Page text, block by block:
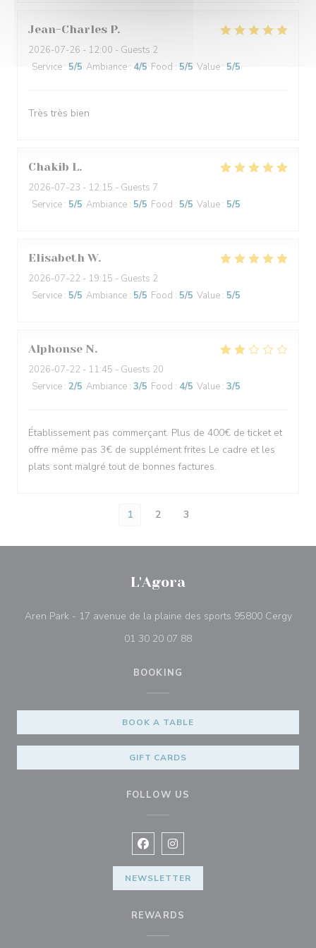
Jean-Charles P
2026-07-26 - 12:00 - Guests 2
Service : 5/5 Ambiance : 4/5 Food : 5/5 Value : 5/5
Très très bien
Chakib L
2026-07-23 - 12:15 - Guests 7
Service : 5/5 Ambiance : 5/5 Food : 5/5 Value : 5/5
Elisabeth W
2026-07-22 - 19:15 - Guests 2
Service : 5/5 Ambiance : 5/5 Food : 5/5 Value : 5/5
Alphonse N
2026-07-22 - 11:45 - Guests 20
Service : 2/5 Ambiance : 3/5 Food : 4/5 Value : 3/5
Établissement pas commerçant. Plus de 400€ de ticket et
offre même pas 3€ de supplément frites Le cadre et les
plats sont malgré tout de bonnes factures.
1 2 3
L'Agora
Aren Park - 17 avenue de la plaine des sports 95800 Cergy
01 30 20 07 88
BOOKING
BOOK A TABLE
GIFT CARDS
FOLLOW US
Facebook ((opens in a new
Instagram ((opens in a new
NEWSLETTER
REWARDS